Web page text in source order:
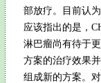
部放疗。目前认
应该指出的是，
淋巴瘤尚有待于
方案的治疗效果
组成新的方案。